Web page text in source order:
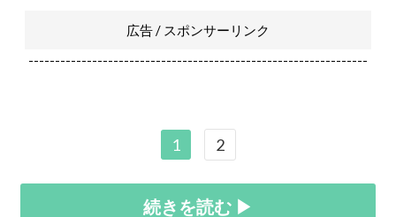
広告 / スポンサーリンク
----------------------------------------------------------------
1 2
続きを読む ▶